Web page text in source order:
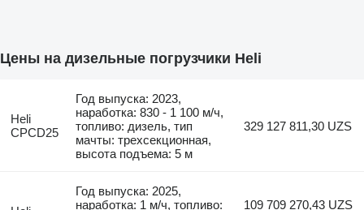
Цены на дизельные погрузчики Heli
Heli
CPCD25
Год выпуска: 2023,
наработка: 830 - 1 100 м/ч,
топливо: дизель, тип
мачты: трехсекционная,
высота подъема: 5 м
329 127 811,30 UZS
Год выпуска: 2025,
наработка: 1 м/ч, топливо:
109 709 270,43 UZS